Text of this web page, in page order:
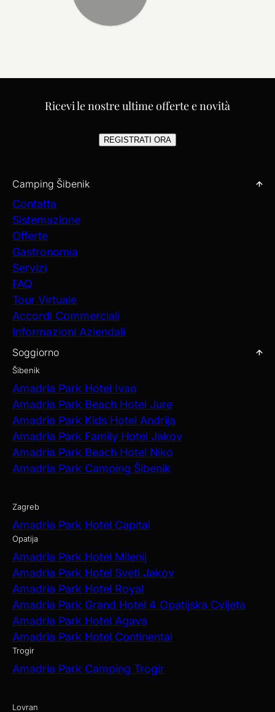
Ricevi le nostre ultime offerte e novità
REGISTRATI ORA
Camping Šibenik
Contatta
Sistemazione
Offerte
Gastronomia
Servizi
FAQ
Tour Virtuale
Accordi Commerciali
Informazioni Aziendali
Soggiorno
Šibenik
Amadria Park Hotel Ivan
Amadria Park Beach Hotel Jure
Amadria Park Kids Hotel Andrija
Amadria Park Family Hotel Jakov
Amadria Park Beach Hotel Niko
Amadria Park Camping Šibenik
Zagreb
Amadria Park Hotel Capital
Opatija
Amadria Park Hotel Milenij
Amadria Park Hotel Sveti Jakov
Amadria Park Hotel Royal
Amadria Park Grand Hotel 4 Opatijska Cvijeta
Amadria Park Hotel Agava
Amadria Park Hotel Continental
Trogir
Amadria Park Camping Trogir
Lovran